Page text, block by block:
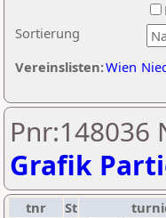
Sortierung
Vereinslisten:Wien
Pnr:148036
Grafik
tnr St